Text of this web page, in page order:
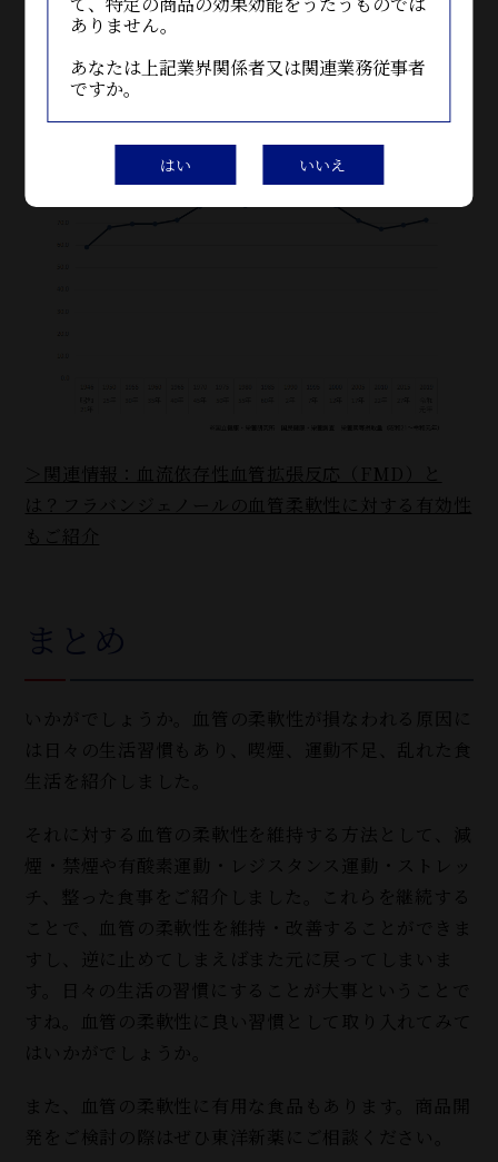
ニューを選ぶ際に、肉より魚、野菜を多く、塩分・甘
いもの・アルコールは控えめにといったことを意識す
るだけでも、一歩前進です。今日から変えていきまし
ょう。
＞関連情報：血流依存性血管拡張反応（FMD）と
は？フラバンジェノールの血管柔軟性に対する有効性
もご紹介
まとめ
いかがでしょうか。血管の柔軟性が損なわれる原因に
は日々の生活習慣もあり、喫煙、運動不足、乱れた食
生活を紹介しました。
それに対する血管の柔軟性を維持する方法として、減
煙・禁煙や有酸素運動・レジスタンス運動・ストレッ
チ、整った食事をご紹介しました。これらを継続する
ことで、血管の柔軟性を維持・改善することができま
すし、逆に止めてしまえばまた元に戻ってしまいま
す。日々の生活の習慣にすることが大事ということで
すね。血管の柔軟性に良い習慣として取り入れてみて
はいかがでしょうか。
また、血管の柔軟性に有用な食品もあります。商品開
発をご検討の際はぜひ東洋新薬にご相談ください。
ありません。
あなたは上記業界関係者又は関連業務従事者
ですか。
はい いいえ